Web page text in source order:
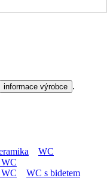
informace výrobce .
WC
WC
WC s bidetem